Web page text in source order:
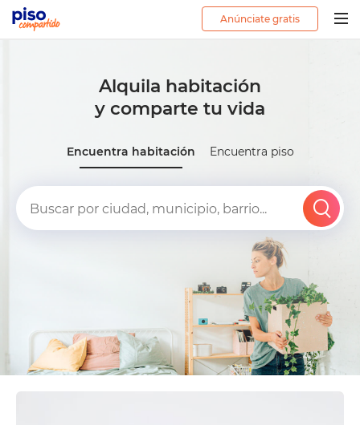
Anúnciate gratis
Alquila habitación
y comparte tu vida
Encuentra habitación Encuentra piso